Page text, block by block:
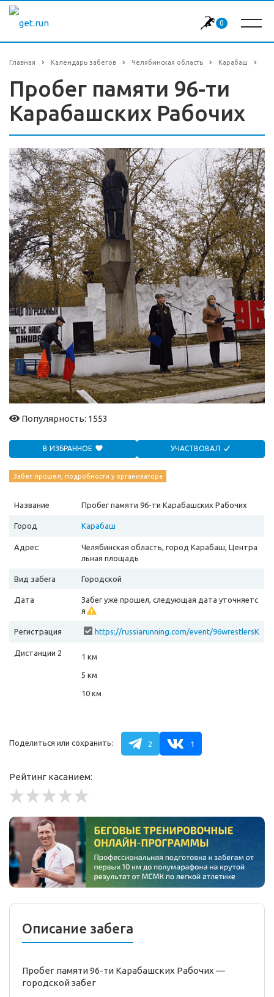
0
Главная Календарь забегов Челябинская область Карабаш
Пробег памяти 96-ти
Карабашских Рабочих
Популярность: 1553
В ИЗБРАННОЕ УЧАСТВОВАЛ
Забег прошел, подробности у организатора
Название Пробег памяти 96-ти Карабашских Рабочих
Город Карабаш
Адрес:
Челябинская область, город Карабаш, Центра
льная площадь
Вид забега Городской
Дата
Забег уже прошел, следующая дата уточняетс
я
Регистрация
https://russiarunning.com/event/96wrestlersK
Дистанции 2
1 км
5 км
10 км
Поделиться или сохранить: 2 1
Рейтинг касанием:
Описание забега
Пробег памяти 96-ти Карабашских Рабочих —
городскойзабег